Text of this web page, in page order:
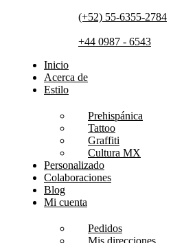
(+52) 55-6355-2784
+44 0987 - 6543
Inicio
Acerca de
Estilo
Prehispánica
Tattoo
Graffiti
Cultura MX
Personalizado
Colaboraciones
Blog
Mi cuenta
Pedidos
Mis direcciones